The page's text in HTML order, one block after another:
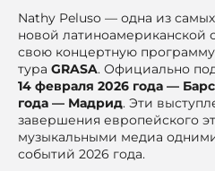
Nathy Peluso — одна из
новой латиноамериканской
свою концертную
тура GRASA. Официально
14 февраля 2026 года —
года — Мадрид. Эти
завершения европейского
музыкальными медиа
событий 2026 года.